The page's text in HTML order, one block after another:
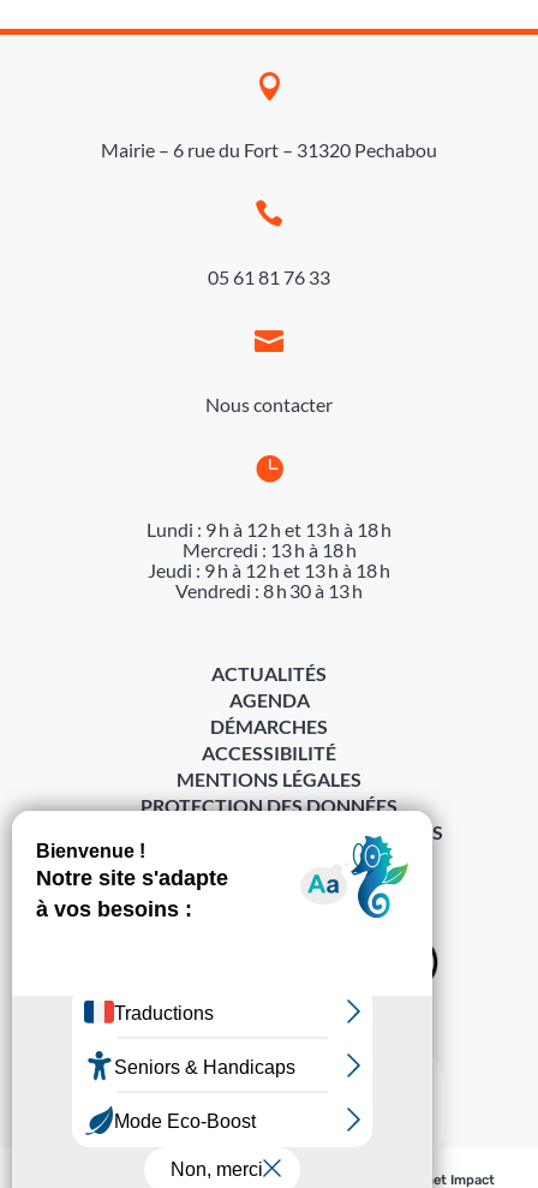

Mairie – 6 rue du Fort – 31320 Pechabou

05 61 81 76 33

Nous contacter

Lundi : 9 h à 12 h et 13 h à 18 h
Mercredi : 13 h à 18 h
Jeudi : 9 h à 12 h et 13 h à 18 h
Vendredi : 8 h 30 à 13 h
S’abonner à la Gazette ›
ACTUALITÉS
AGENDA
DÉMARCHES
ACCESSIBILITÉ
MENTIONS LÉGALES
PROTECTION DES DONNÉES
POLITIQUE DE GESTION DES COOKIES
© Pechabou 2022 | Tous droits réservés – Conception Cabinet Impact